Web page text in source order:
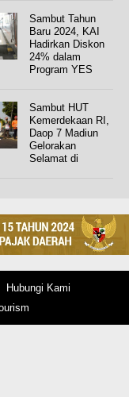
Sambut Tahun
Baru 2024, KAI
Hadirkan Diskon
24% dalam
Program YES
Sambut HUT
Kemerdekaan RI,
Daop 7 Madiun
Gelorakan
Selamat di
Hubungi Kami